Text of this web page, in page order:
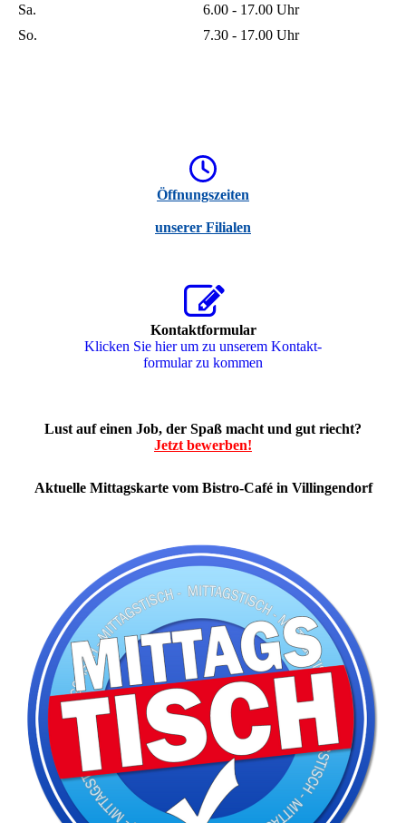
Sa.
6.00 - 17.00 Uhr
So.
7.30 - 17.00 Uhr
Öffnungszeiten
unserer Filialen
Kontaktformular
Klicken Sie hier um zu unserem Kon­takt­
for­mu­lar zu kommen
Lust auf einen Job, der Spaß macht und gut riecht?
Jetzt bewerben!
Aktuelle Mittagskarte vom Bistro-Café in Villingendorf